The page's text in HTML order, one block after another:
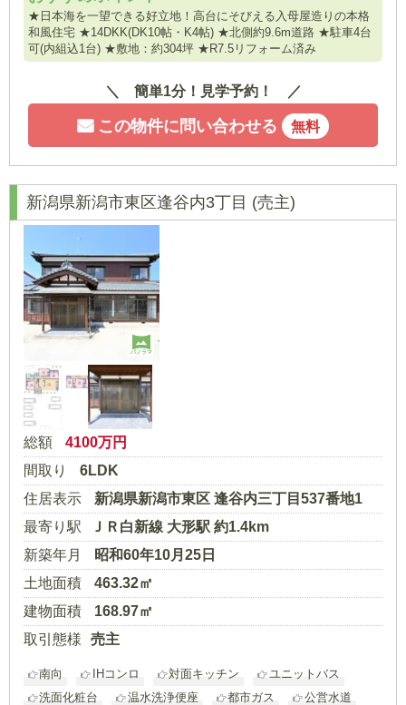
★日本海を一望できる好立地！高台にそびえる入母屋造りの本格
和風住宅 ★14DKK(DK10帖・K4帖) ★北側約9.6m道路 ★駐車4台
可(内組込1台) ★敷地：約304坪 ★R7.5リフォーム済み
簡単1分！見学予約！
この物件に問い合わせる 無料
新潟県新潟市東区逢谷内3丁目 (売主)
パノラマ
総額 4100万円
間取り
6LDK
住居表示
新潟県新潟市東区 逢谷内三丁目537番地1
最寄り駅
ＪＲ白新線 大形駅 約1.4km
新築年月
昭和60年10月25日
土地面積
463.32㎡
建物面積
168.97㎡
取引態様
売主
南向 IHコンロ 対面キッチン
ユニットバス
洗面化粧台
温水洗浄便座 都市ガス
公営水道